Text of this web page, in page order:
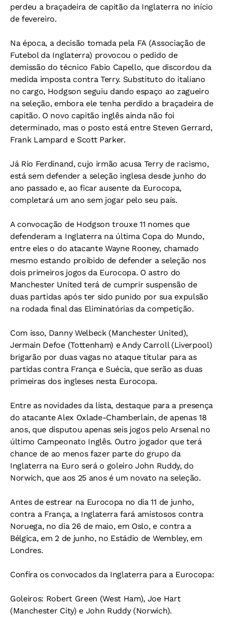
perdeu a braçadeira de capitão da Inglaterra no início
de fevereiro.
Na época, a decisão tomada pela FA (Associação de
Futebol da Inglaterra) provocou o pedido de
demissão do técnico Fabio Capello, que discordou da
medida imposta contra Terry. Substituto do italiano
no cargo, Hodgson seguiu dando espaço ao zagueiro
na seleção, embora ele tenha perdido a braçadeira de
capitão. O novo capitão inglês ainda não foi
determinado, mas o posto está entre Steven Gerrard,
Frank Lampard e Scott Parker.
Já Rio Ferdinand, cujo irmão acusa Terry de racismo,
está sem defender a seleção inglesa desde junho do
ano passado e, ao ficar ausente da Eurocopa,
completará um ano sem jogar pelo seu país.
A convocação de Hodgson trouxe 11 nomes que
defenderam a Inglaterra na última Copa do Mundo,
entre eles o do atacante Wayne Rooney, chamado
mesmo estando proibido de defender a seleção nos
dois primeiros jogos da Eurocopa. O astro do
Manchester United terá de cumprir suspensão de
duas partidas após ter sido punido por sua expulsão
na rodada final das Eliminatórias da competição.
Com isso, Danny Welbeck (Manchester United),
Jermain Defoe (Tottenham) e Andy Carroll (Liverpool)
brigarão por duas vagas no ataque titular para as
partidas contra França e Suécia, que serão as duas
primeiras dos ingleses nesta Eurocopa.
Entre as novidades da lista, destaque para a presença
do atacante Alex Oxlade-Chamberlain, de apenas 18
anos, que disputou apenas seis jogos pelo Arsenal no
último Campeonato Inglês. Outro jogador que terá
chance de ao menos fazer parte do grupo da
Inglaterra na Euro será o goleiro John Ruddy, do
Norwich, que aos 25 anos é um novato na seleção.
Antes de estrear na Eurocopa no dia 11 de junho,
contra a França, a Inglaterra fará amistosos contra
Noruega, no dia 26 de maio, em Oslo, e contra a
Bélgica, em 2 de junho, no Estádio de Wembley, em
Londres.
Confira os convocados da Inglaterra para a Eurocopa:
Goleiros: Robert Green (West Ham), Joe Hart
(Manchester City) e John Ruddy (Norwich).